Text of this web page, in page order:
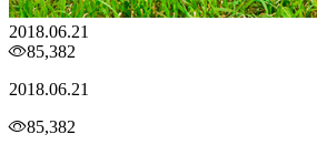
2018.06.21
85,382
2018.06.21
85,382